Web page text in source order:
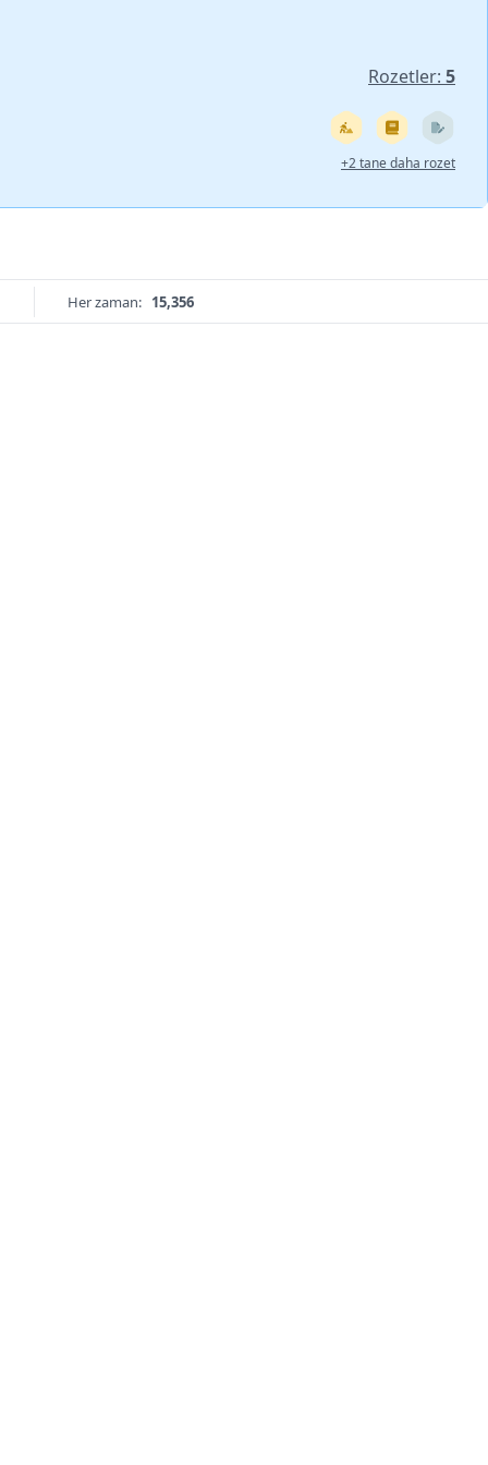
Rozetler: 5
+2 tane daha rozet
Her zaman: 15,356